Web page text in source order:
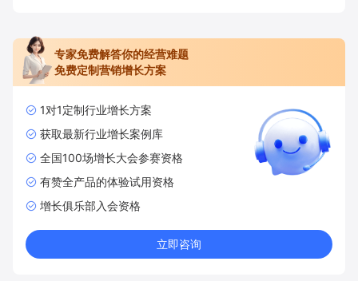
专家免费解答你的经营难题
免费定制营销增长方案
1对1定制行业增长方案
获取最新行业增长案例库
全国100场增长大会参赛资格
有赞全产品的体验试用资格
增长俱乐部入会资格
立即咨询